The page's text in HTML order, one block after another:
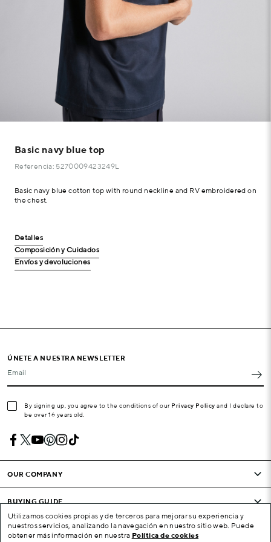
Basic navy blue top
Referencia: 5270009423249L
Basic navy blue cotton top with round neckline and RV embroidered on
the chest.
Detalles
Composición y Cuidados
Envíos y devoluciones
ÚNETE A NUESTRA NEWSLETTER
Email
By signing up, you agree to the conditions of our Privacy Policy and I declare to
be over 16 years old.
OUR COMPANY
BUYING GUIDE
CONDITIONS AND COMPANY
Utilizamos cookies propias y de terceros para mejorar su experiencia y
nuestros servicios, analizando la navegación en nuestro sitio web. Puede
obtener más información en nuestra Política de cookies